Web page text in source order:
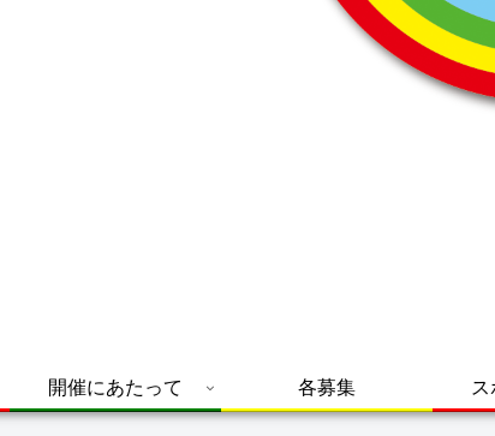
開催にあたって 各募集